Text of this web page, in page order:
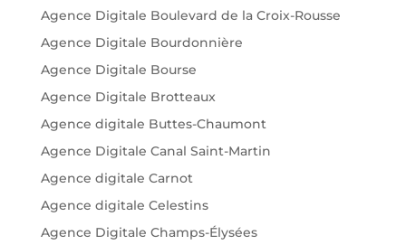
Agence Digitale Boulevard de la Croix-Rousse
Agence Digitale Bourdonnière
Agence Digitale Bourse
Agence Digitale Brotteaux
Agence digitale Buttes-Chaumont
Agence Digitale Canal Saint-Martin
Agence digitale Carnot
Agence digitale Celestins
Agence Digitale Champs-Élysées